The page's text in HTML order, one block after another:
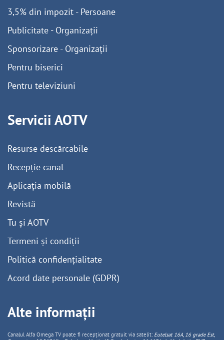
3,5% din impozit - Persoane
Publicitate - Organizații
Sponsorizare - Organizații
Pentru biserici
Pentru televiziuni
Servicii AOTV
Resurse descărcabile
Recepție canal
Aplicația mobilă
Revistă
Tu și AOTV
Termeni și condiții
Politică confidențialitate
Acord date personale (GDPR)
Alte informații
Canalul Alfa Omega TV poate fi recepționat gratuit via satelit: Eutelsat 16A, 16 grade Est,